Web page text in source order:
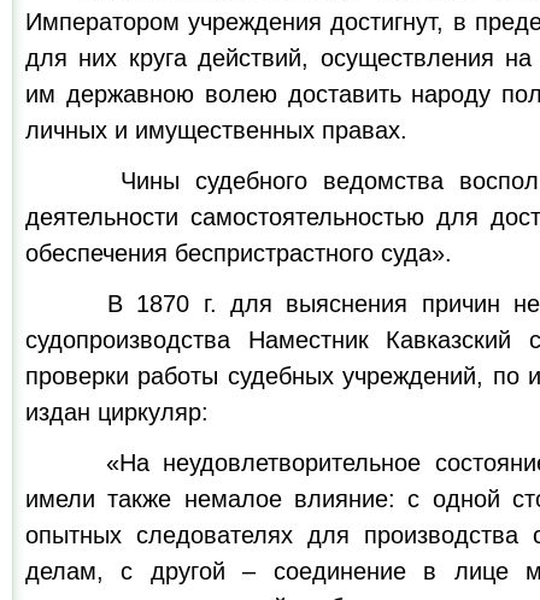
Императором учреждения достигнут, в
для них круга действий, осуществления
им державною волею доставить народу
личных и имущественных правах.
Чины судебного ведомства
деятельности самостоятельностью для
обеспечения беспристрастного суда».
В 1870 г. для выяснения причин
судопроизводства Наместник
проверки работы судебных учреждений, по
издан циркуляр:
«На неудовлетворительное состояние
имели также немалое влияние: с одной
опытных следователях для
делам, с другой – соединение в лице